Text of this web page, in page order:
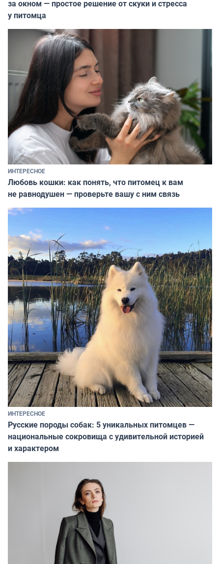
за окном — простое решение от скуки и стресса
у питомца
ИНТЕРЕСНОЕ
Любовь кошки: как понять, что питомец к вам
не равнодушен — проверьте вашу с ним связь
ИНТЕРЕСНОЕ
Русские породы собак: 5 уникальных питомцев —
национальные сокровища с удивительной историей
и характером